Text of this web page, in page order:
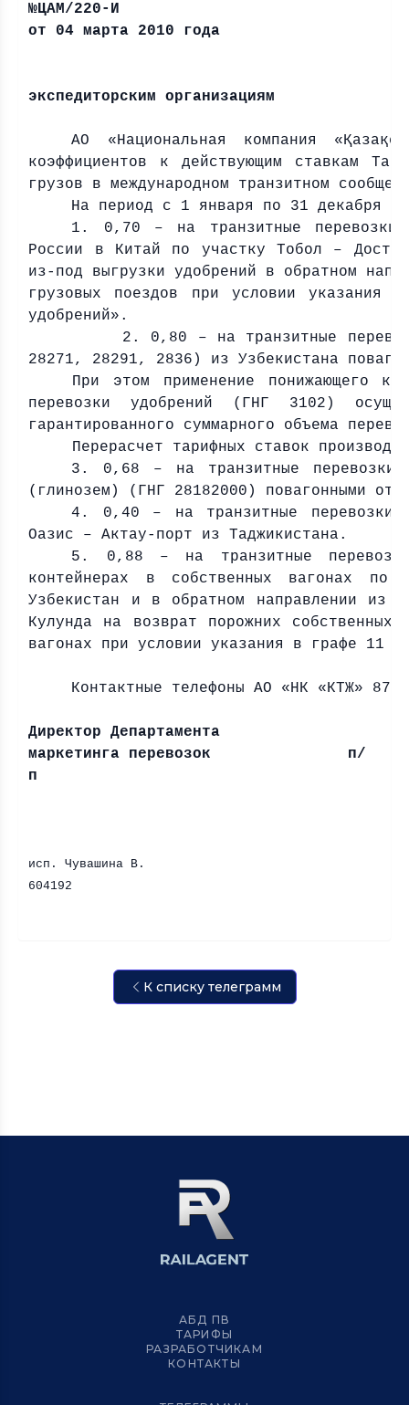
№ЦАМ/220-И
от 04 марта 2010 года
экспедиторским организациям
АО «Национальная компания «Қазақ
коэффициентов к действующим ставкам
грузов в международном транзитном
На период с 1 января по 31 декабря
1. 0,70 – на транзитные перевозки
России в Китай по участку Тобол –
из-под выгрузки удобрений в обратном
грузовых поездов при условии указания
удобрений».
2. 0,80 – на транзитные перевозки
28271, 28291, 2836) из Узбекистана
При этом применение понижающего
перевозки удобрений (ГНГ 3102)
гарантированного суммарного объема
Перерасчет тарифных ставок
3. 0,68 – на транзитные перевозки
(глинозем) (ГНГ 28182000) повагонными
4. 0,40 – на транзитные перевозки
Оазис – Актау-порт из Таджикистана.
5. 0,88 – на транзитные перевозки
контейнерах в собственных вагонах
Узбекистан и в обратном направлении из
Кулунда на возврат порожних собственных
вагонах при условии указания в графе 11
Контактные телефоны АО «НК «КТЖ»
Директор Департамента
маркетинга перевозок п/
п
исп. Чувашина В.
604192
К списку телеграмм
АБД ПВ
ТАРИФЫ
РАЗРАБОТЧИКАМ
КОНТАКТЫ